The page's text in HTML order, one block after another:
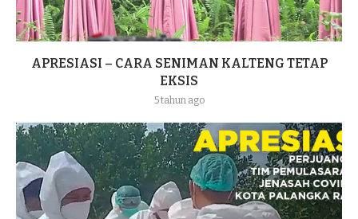
APRESIASI – CARA SENIMAN KALTENG TETAP
EKSIS
5 tahun ago